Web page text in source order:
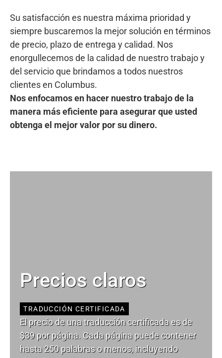
Su satisfacción es nuestra máxima prioridad y
siempre buscaremos la mejor solución en términos
de precio, plazo de entrega y calidad. Nos
enorgullecemos de la calidad de nuestro trabajo y
del servicio que brindamos a todos nuestros
clientes en Columbus.
Nos enfocamos en hacer nuestro trabajo de la
manera más eficiente para asegurar que usted
obtenga el mejor valor por su dinero.
Precios claros
TRADUCCIÓN CERTIFICADA
El precio de una traducción certificada es de
$39 por página. Cada página puede contener
hasta 250 palabras o menos, incluyendo